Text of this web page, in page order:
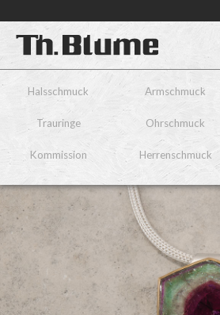
Halsschmuck Armschmuck
Trauringe Ohrschmuck
Kommission Herrenschmuck